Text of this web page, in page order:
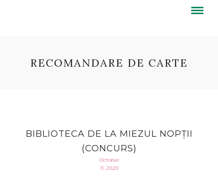
RECOMANDARE DE CARTE
BIBLIOTECA DE LA MIEZUL NOPȚII
(CONCURS)
October
11, 2020